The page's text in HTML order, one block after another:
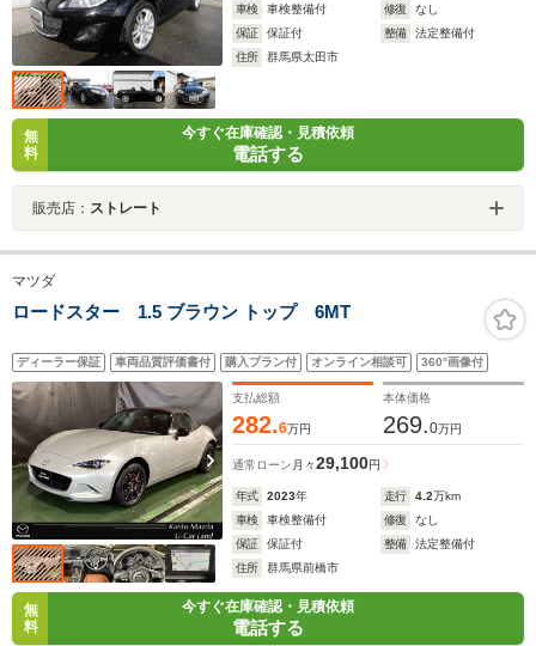
車検
車検整備付 修復
なし
保証
保証付 整備
法定整備付
住所
群馬県太田市
無
料
今すぐ在庫確認・見積依頼
電話する
販売店： ストレート
マツダ
ロードスター 1.5 ブラウン トップ 6MT
ディーラー保証 車両品質評価書付 購入プラン付 オンライン相談可 360°画像付
支払総額
282.6万円
本体価格
269.0万円
通常ローン 月々29,100円
年式 2023年 走行 4.2万km
車検
車検整備付 修復
なし
保証
保証付 整備
法定整備付
住所
群馬県前橋市
無
料
今すぐ在庫確認・見積依頼
電話する